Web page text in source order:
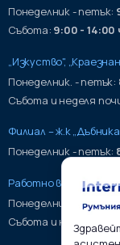
Понеделник - петък:
Събота: 9:00 - 14:00
„Изкуство",
Понеделник. - петък:
Събота и неделя
Филиал – ж.к
Понеделник - петък:
Работно време на
Понеделник - петък:
Събота и неделя